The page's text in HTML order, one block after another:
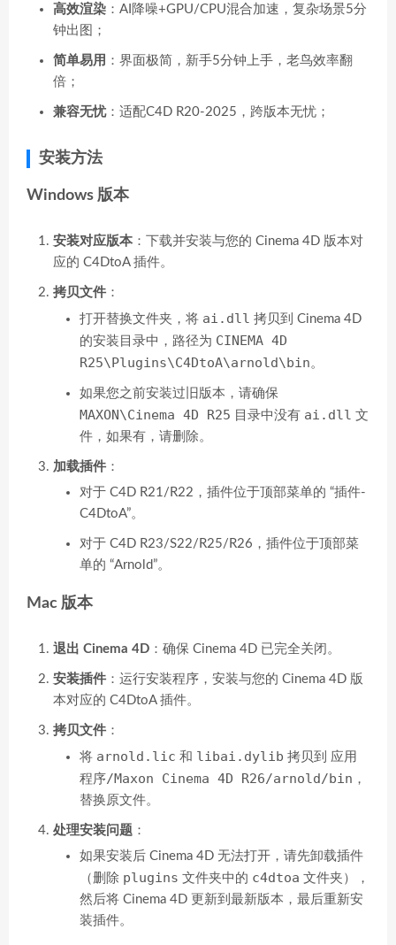
高效渲染 ​：AI降噪+GPU/CPU混合加速，复杂场景5分
钟出图；
简单易用 ​：界面极简，新手5分钟上手，老鸟效率翻
倍；
兼容无忧​：适配C4D R20-2025，跨版本无忧；
安装方法
Windows 版本
安装对应版本 ：下载并安装与您的 Cinema 4D 版本对
应的 C4DtoA 插件。
拷贝文件 ：
打开替换文件夹，将 ai.dll 拷贝到 Cinema 4D
的安装目录中，路径为 CINEMA 4D
R25\Plugins\C4DtoA\arnold\bin。
如果您之前安装过旧版本，请确保
MAXON\Cinema 4D R25 目录中没有 ai.dll 文
件，如果有，请删除。
加载插件 ：
对于 C4D R21/R22，插件位于顶部菜单的 “插件-
C4DtoA”。
对于 C4D R23/S22/R25/R26，插件位于顶部菜
单的 “Arnold”。
Mac 版本
退出 Cinema 4D ：确保 Cinema 4D 已完全关闭。
安装插件 ：运行安装程序，安装与您的 Cinema 4D 版
本对应的 C4DtoA 插件。
拷贝文件 ：
将 arnold.lic 和 libai.dylib 拷贝到 应用
程序/Maxon Cinema 4D R26/arnold/bin ，
替换原文件。
处理安装问题 ：
如果安装后 Cinema 4D 无法打开，请先卸载插件
（删除 plugins 文件夹中的 c4dtoa 文件夹），
然后将 Cinema 4D 更新到最新版本，最后重新安
装插件。